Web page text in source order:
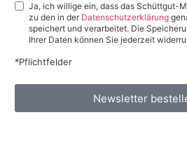
Ja, ich willige ein, dass das Schüttgut-
zu den in der Datenschutzerklärung
speichert und verarbeitet. Die
Ihrer Daten können Sie jederzeit
*Pflichtfelder
Newsletter